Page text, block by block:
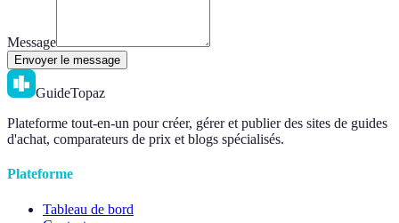
Message
Envoyer le message
GuideTopaz
Plateforme tout-en-un pour créer, gérer et publier des sites de guides
d'achat, comparateurs de prix et blogs spécialisés.
Plateforme
Tableau de bord